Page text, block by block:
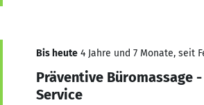
Bis heute 4 Jahre und 7 Monate, seit
Präventive Büromassage
Service